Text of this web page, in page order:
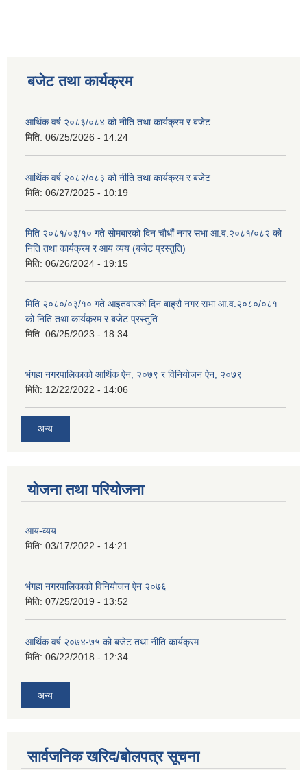
बजेट तथा कार्यक्रम
आर्थिक वर्ष २०८३/०८४ को नीति तथा कार्यक्रम र बजेट
मिति: 06/25/2026 - 14:24
आर्थिक वर्ष २०८२/०८३ को नीति तथा कार्यक्रम र बजेट
मिति: 06/27/2025 - 10:19
मिति २०८१/०३/१० गते सोमबारको दिन चौधौं नगर सभा आ.व.२०८१/०८२ को
निति तथा कार्यक्रम र आय व्यय (बजेट प्रस्तुति)
मिति: 06/26/2024 - 19:15
मिति २०८०/०३/१० गते आइतवारको दिन बाह्रौ नगर सभा आ.व.२०८०/०८१
को निति तथा कार्यक्रम र बजेट प्रस्तुति
मिति: 06/25/2023 - 18:34
भंगहा नगरपालिकाको आर्थिक ऐन, २०७९ र विनियोजन ऐन, २०७९
मिति: 12/22/2022 - 14:06
अन्य
योजना तथा परियोजना
आय-व्यय
मिति: 03/17/2022 - 14:21
भंगहा नगरपालिकाको विनियोजन ऐन २०७६
मिति: 07/25/2019 - 13:52
आर्थिक वर्ष २०७४-७५ को बजेट तथा नीति कार्यक्रम
मिति: 06/22/2018 - 12:34
अन्य
सार्वजनिक खरिद/बोलपत्र सूचना